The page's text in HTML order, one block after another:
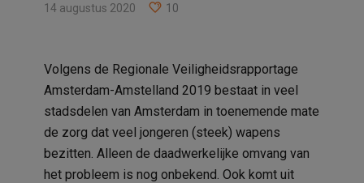
14 augustus 2020 10
Volgens de Regionale Veiligheidsrapportage
Amsterdam-Amstelland 2019 bestaat in veel
stadsdelen van Amsterdam in toenemende mate
de zorg dat veel jongeren (steek) wapens
bezitten. Alleen de daadwerkelijke omvang van
het probleem is nog onbekend. Ook komt uit